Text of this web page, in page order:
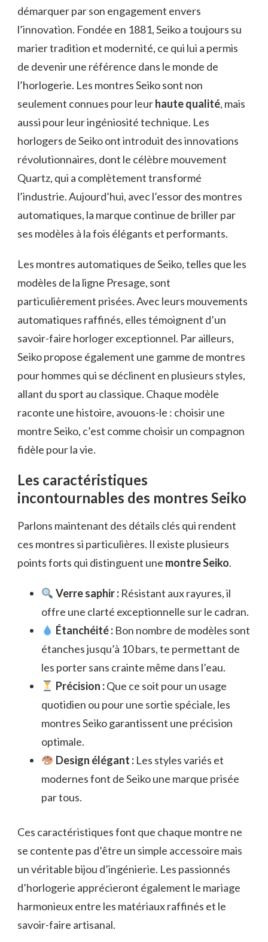
démarquer par son engagement envers
l’innovation. Fondée en 1881, Seiko a toujours su
marier tradition et modernité, ce qui lui a permis
de devenir une référence dans le monde de
l’horlogerie. Les montres Seiko sont non
seulement connues pour leurhaute qualité, mais
aussi pour leur ingéniosité technique. Les
horlogers de Seiko ont introduit des innovations
révolutionnaires, dont le célèbre mouvement
Quartz, qui a complètement transformé
l’industrie. Aujourd’hui, avec l’essor des montres
automatiques, la marque continue de briller par
ses modèles à la fois élégants et performants.
Les montres automatiques de Seiko, telles que les
modèles de la ligne Presage, sont
particulièrement prisées. Avec leurs mouvements
automatiques raffinés, elles témoignent d’un
savoir-faire horloger exceptionnel. Par ailleurs,
Seiko propose également une gamme de montres
pour hommes qui se déclinent en plusieurs styles,
allant du sport au classique. Chaque modèle
raconte une histoire, avouons-le : choisir une
montre Seiko, c’est comme choisir un compagnon
fidèle pour la vie.
Les caractéristiques
incontournables des montres Seiko
Parlons maintenant des détails clés qui rendent
ces montres si particulières. Il existe plusieurs
points forts qui distinguent une montre Seiko.
Verre saphir :Résistant aux rayures, il
offre une clarté exceptionnelle sur le cadran.
Étanchéité :Bon nombre de modèles sont
étanches jusqu’à 10 bars, te permettant de
les porter sans crainte même dans l’eau.
Précision :Que ce soit pour un usage
quotidien ou pour une sortie spéciale, les
montres Seiko garantissent une précision
optimale.
Design élégant :Les styles variés et
modernes font de Seiko une marque prisée
par tous.
Ces caractéristiques font que chaque montre ne
se contente pas d’être un simple accessoire mais
un véritable bijou d’ingénierie. Les passionnés
d’horlogerie apprécieront également le mariage
harmonieux entre les matériaux raffinés et le
savoir-faire artisanal.